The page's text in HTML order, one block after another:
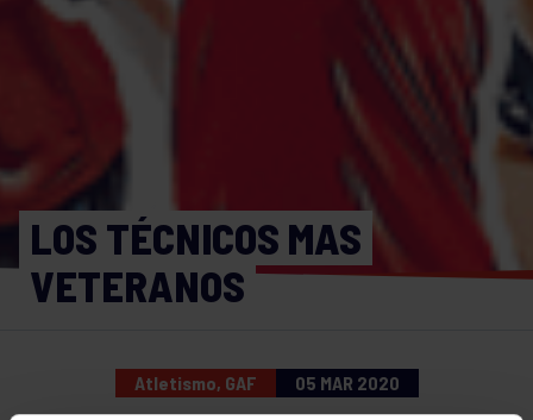
LOS TÉCNICOS MAS
VETERANOS
Atletismo, GAF 05 MAR 2020